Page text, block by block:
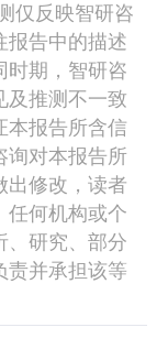
仅反映智研咨
报告中的描述
时期，智研咨
及推测不一致
本报告所含信
询对本报告所
出修改，读者
任何机构或个
、研究、部分
责并承担该等